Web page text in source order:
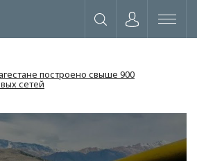
построено свыше 900
сетей